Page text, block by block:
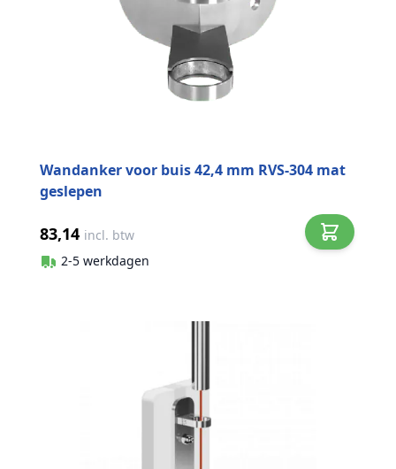
Wandanker voor buis 42,4 mm RVS-304 mat
geslepen
83,14 incl. btw
2-5 werkdagen